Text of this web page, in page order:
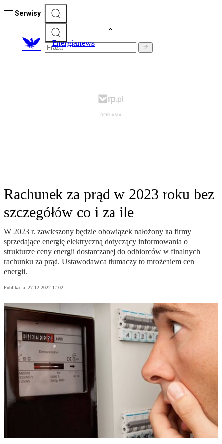
Serwisy
Energianews
Rachunek za prąd w 2023 roku bez
szczegółów co i za ile
W 2023 r. zawieszony będzie obowiązek nałożony na firmy
sprzedające energię elektryczną dotyczący informowania o
strukturze ceny energii dostarczanej do odbiorców w finalnych
rachunku za prąd. Ustawodawca tłumaczy to mrożeniem cen
energii.
Publikacja: 27.12.2022 17:02